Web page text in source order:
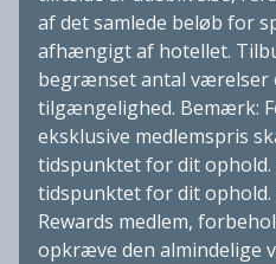
af det samlede beløb for
afhængigt af hotellet.
begrænset antal
tilgængelighed. Bemærk:
eksklusive medlemspris
tidspunktet for dit ophold.
tidspunktet for dit ophold.
Rewards medlem,
opkræve den almindelige